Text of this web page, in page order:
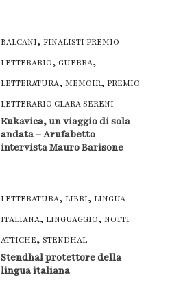
BALCANI, FINALISTI PREMIO
LETTERARIO, GUERRA,
LETTERATURA, MEMOIR, PREMIO
LETTERARIO CLARA SERENI
Kukavica, un viaggio di sola
andata – Arufabetto
intervista Mauro Barisone
LETTERATURA, LIBRI, LINGUA
ITALIANA, LINGUAGGIO, NOTTI
ATTICHE, STENDHAL
Stendhal protettore della
lingua italiana